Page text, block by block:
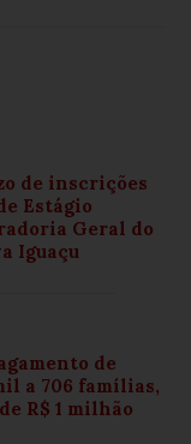
de inscrições
Estágio
Geral do
Iguaçu
de
a 706 famílias,
R$ 1 milhão